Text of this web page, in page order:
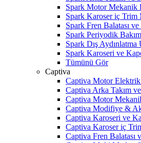
Spark Motor Mekanik
Spark Karoser iç Trim
Spark Fren Balatası
Spark Periyodik
Spark Dış Aydınlatma
Spark Karoseri ve
Tümünü Gör
Captiva
Captiva Motor Elektrik
Captiva Arka Takım
Captiva Motor
Captiva Modifiye &
Captiva Karoseri ve
Captiva Karoser iç
Captiva Fren Balatası